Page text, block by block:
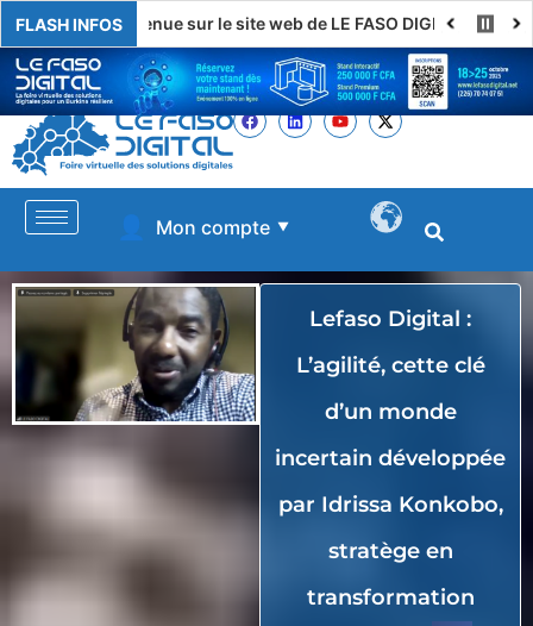
FLASH INFOS
Bienvenue sur le site web de LE FASO DIGITAL
👤 Mon compte ▼
Lefaso Digital :
L’agilité, cette clé
d’un monde
incertain développée
par Idrissa Konkobo,
stratège en
transformation